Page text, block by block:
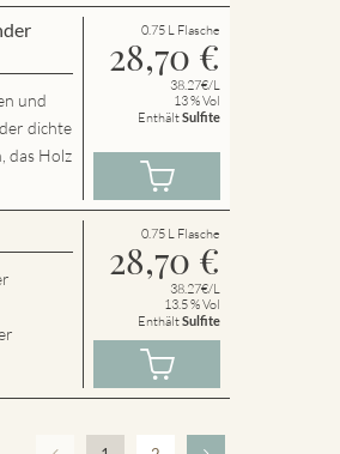
und
dichte
das Holz
0.75 L Flasche
28,70 €
38.27€/L
13 % Vol
EnthältSulfite
0.75 L Flasche
28,70 €
38.27€/L
13.5 % Vol
EnthältSulfite